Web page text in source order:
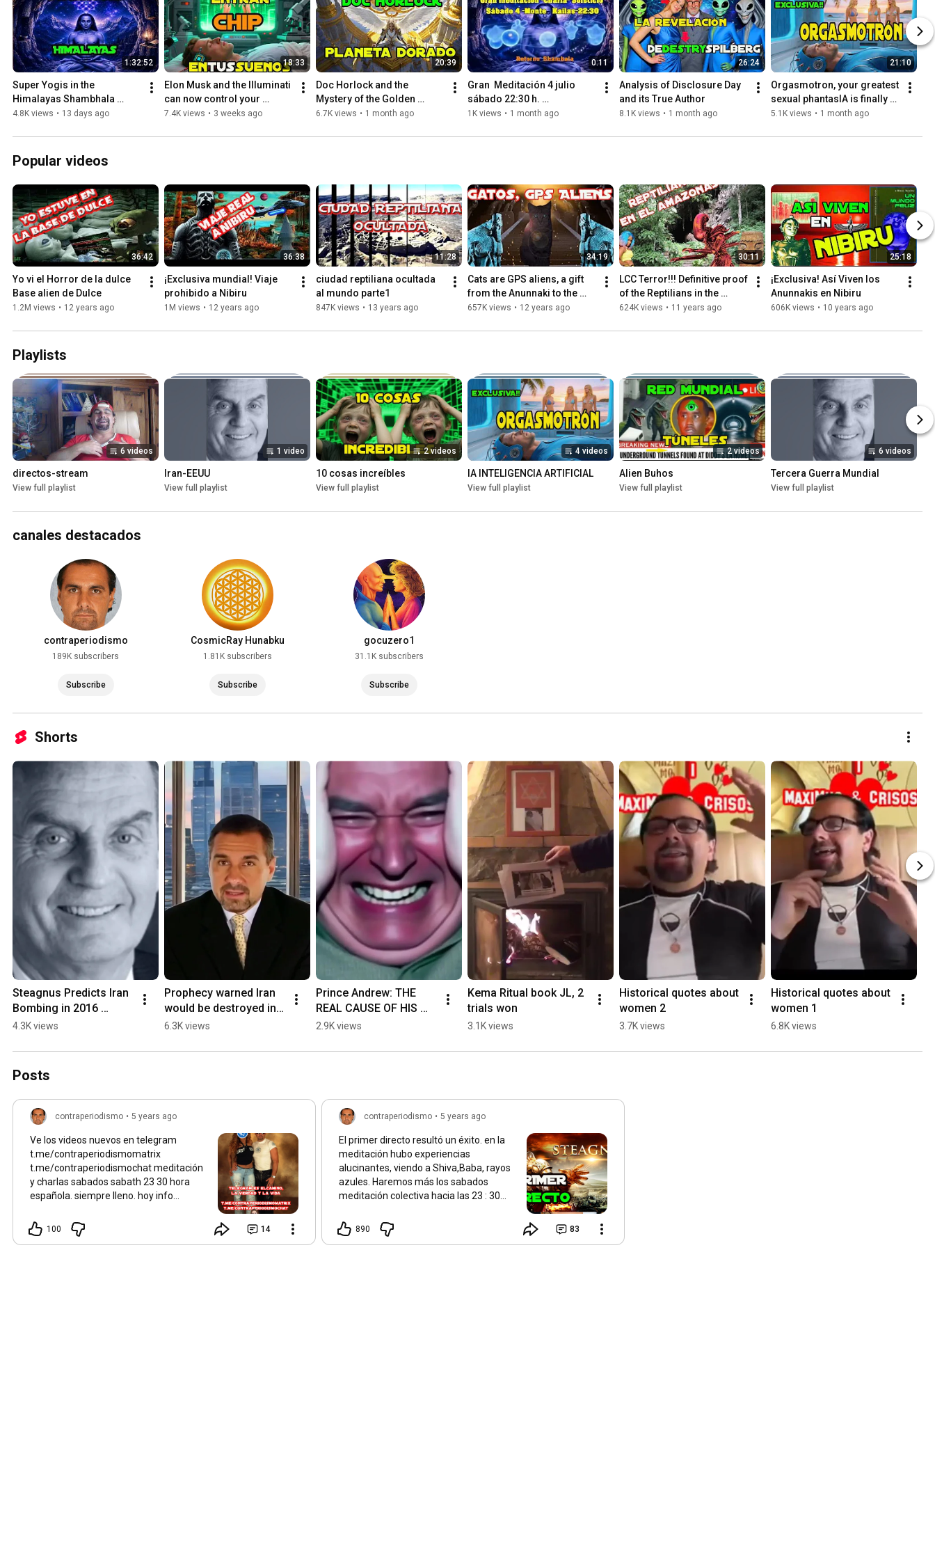
1:32:52
Super Yogis in the
Himalayas Shambhala
(Hidden Portal)
4.8K views • 13 days ago
18:33
Elon Musk and the Illuminati
can now control your
dreams
7.4K views • 3 weeks ago
20:39
Doc Horlock and the
Mystery of the Golden
Planet (Fifth Dimension-
6.7K views • 1 month ago
0:11
Gran  Meditación 4 julio
sábado 22:30 h.
esp.SHAMBALA MONTE
1K views • 1 month ago
26:24
Analysis of Disclosure Day
and its True Author
8.1K views • 1 month ago
21:10
Orgasmotron, your greatest
sexual phantasIA is finally
here
5.1K views • 1 month ago
Popular videos
36:42
Yo vi el Horror de la dulce
Base alien de Dulce
1.2M views • 12 years ago
36:38
¡Exclusiva mundial! Viaje
prohibido a Nibiru
1M views • 12 years ago
11:28
ciudad reptiliana ocultada
al mundo parte1
847K views • 13 years ago
34:19
Cats are GPS aliens, a gift
from the Anunnaki to the
pharaohs.
657K views • 12 years ago
30:11
LCC Terror!!! Definitive proof
of the Reptilians in the
Amazon
624K views • 11 years ago
25:18
¡Exclusiva! Así Viven los
Anunnakis en Nibiru
606K views • 10 years ago
Playlists
6 videos
directos-stream
View full playlist
1 video
Iran-EEUU
View full playlist
2 videos
10 cosas increíbles
View full playlist
4 videos
IA INTELIGENCIA ARTIFICIAL
View full playlist
2 videos
Alien Buhos
View full playlist
6 videos
Tercera Guerra Mundial
View full playlist
canales destacados
contraperiodismo
189K subscribers
Subscribe
CosmicRay Hunabku
1.81K subscribers
Subscribe
gocuzero1
31.1K subscribers
Subscribe
Shorts
Steagnus Predicts Iran
Bombing in 2016
#viralshorts #iran
4.3K views
Prophecy warned Iran
would be destroyed in
2026 #viralshorts
6.3K views
Prince Andrew: THE
REAL CAUSE OF HIS
FACE (exclusive)
2.9K views
Kema Ritual book JL, 2
trials won
3.1K views
Historical quotes about
women 2
3.7K views
Historical quotes about
women 1
6.8K views
Posts
contraperiodismo • 5 years ago
Ve los videos nuevos en telegram
t.me/contraperiodismomatrix
t.me/contraperiodismochat meditación
y charlas sabados sabath 23 30 hora
española. siempre lleno. hoy info
Conexión directa al maria cristina y al
manicomio donde está encerrado lcc sin
100 14
contraperiodismo • 5 years ago
El primer directo resultó un éxito. en la
meditación hubo experiencias
alucinantes, viendo a Shiva,Baba, rayos
azules. Haremos más los sabados
meditación colectiva hacia las 23 : 30
país, es por la tarde. Empezamos a
charlar una hora antes. Bienvenidos
890 83